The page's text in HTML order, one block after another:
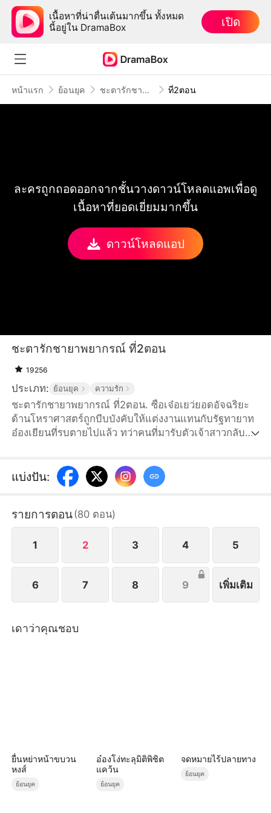
เนื้อหาที่น่าตื่นเต้นมากขึ้น ทั้งหมด
นี้อยู่ใน DramaBox
เปิด
หน้าแรก ย้อนยุค ชะตารักชายาพยากรณ์ ที่2ตอน
ละครถูกถอดออกจากชั้นวางดาวน์โหลดแอพเพื่อดู
เนื้อหาที่ยอดเยี่ยมมากขึ้น
ดาวน์โหลดแอป
ชะตารักชายาพยากรณ์ ที่2ตอน
19256
ประเภท: ย้อนยุค ความรัก
ชะตารักชายาพยากรณ์ ที่2ตอน. ซือเจ๋อเยว่ยอดอัจฉริยะ
ด้านโหราศาสตร์ถูกบีบบังคับให้แต่งงานแทนกับรัฐทายาท
อ๋องเยียนที่รบตายไปแล้ว ทว่าคนที่มารับตัวเจ้าสาวกลับ
ยืนไม่อยู่ ในคืนแต่งงาน จวนอ๋องเยียนถูกปิดล้อม นางไม่
อาจทนเห็นตระกูลที่ซื่อสัตว์จงรักภักดีกลับต้องมาตาย
ปกป้องจวนอ๋องเยียน สืบหาความจริงเรื่องการแพ้ศึกของ
อ๋องเยียน พวกเขาร่วมมือกันอย่างรู้ใจ...
แบ่งปัน:
รายการตอน(80 ตอน)
1 2 3 4 5
6 7 8 9 เพิ่มเติม
เดาว่าคุณชอบ
ยื่นหย่าหน้าขบวน
หงส์
ย้อนยุค
อ๋องโง่ทะลุมิติพิชิต
แคว้น
ย้อนยุค
จดหมายไร้ปลายทาง
ย้อนยุค